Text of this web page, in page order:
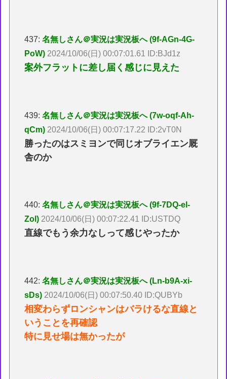
437:名無しさん＠実況は実況板へ (9f-AGn-4G-
PoW) 2024/10/06(日) 00:07:01.61 ID:BJd1z
案外フラットに差し届く感じに見えた
439:名無しさん＠実況は実況板へ (7w-oqf-Ah-
qCm) 2024/10/06(日) 00:07:17.22 ID:2vT0N
勝ったのはスミヨンで同じオブライエン厩
舎のか
440:名無しさん＠実況は実況板へ (9f-7DQ-el-
Zol) 2024/10/06(日) 00:07:22.41 ID:USTDQ
直線でもう余力なしって感じやったか
442:名無しさん＠実況は実況板へ (Ln-b9A-xi-
sDs) 2024/10/06(日) 00:07:50.40 ID:QUBYb
相変わらずロンシャンはバラけるな直線と
いうことを再確認
特に見せ場は無かったが